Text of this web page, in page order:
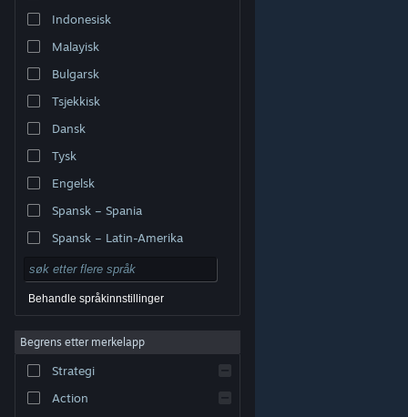
© Valve Corporation. Alle rettigheter reservert. Alle
Retningslinjer for personvern
Tilgjengelighet
|Steams abonnementsavtale
Refusjoner
Indonesisk
Malayisk
Bulgarsk
Tsjekkisk
Dansk
Tysk
Engelsk
Spansk – Spania
Spansk – Latin-Amerika
Behandle språkinnstillinger
Begrens etter merkelapp
Strategi
Action